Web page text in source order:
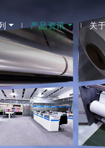
产品资讯 关